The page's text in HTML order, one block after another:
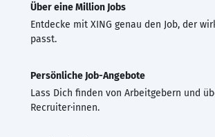
Über eine Million Jobs
Entdecke mit XING genau den Job, der
passt.
Persönliche Job-Angebote
Lass Dich finden von Arbeitgebern und
Recruiter·innen.